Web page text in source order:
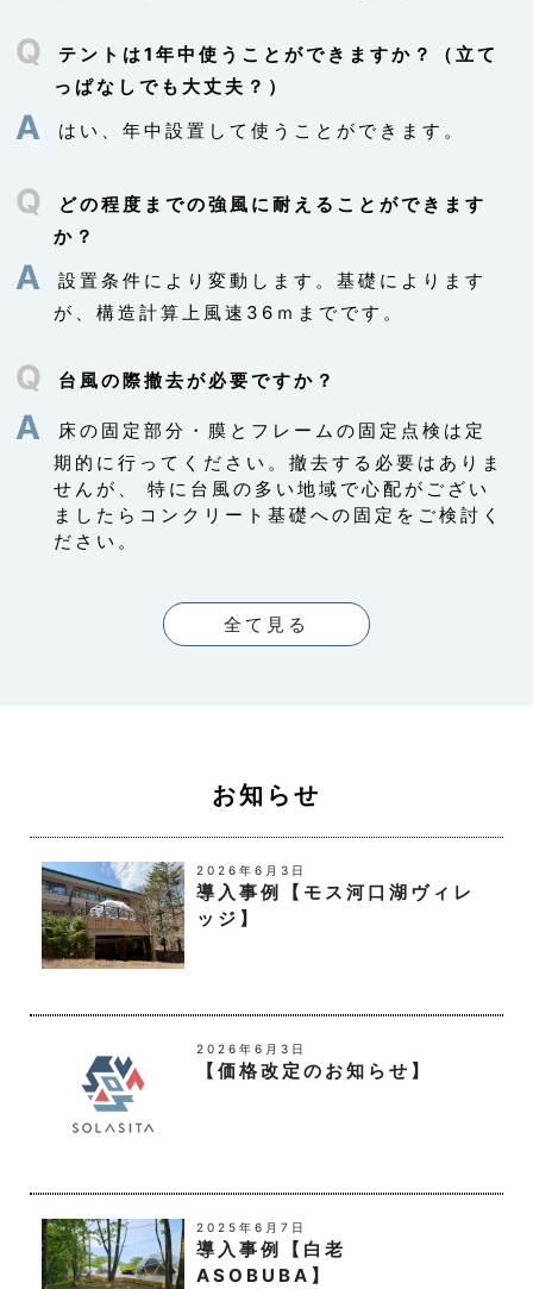
第6条（個人情報の開示）
当社は，本人から個人情報の開示を求められたと
きは，本人に対し，遅滞なくこれを開示します。
ともあり，開示しない決定をした場合には，その
旨を遅滞なく通知します。なお，個人情報の開示
受けます。
本人または第三者の生命，身体，財産その他の権
それがある場合
その他法令に違反することとなる場合
前項の定めにかかわらず，履歴情報および特性情
報などの個人情報以外の情報については，原則と
して開示いたしません。
第7条（個人情報の訂正および削
ユーザーは，当社の保有する自己の個人情報が誤
求に応じる必要があると判断した場合には，遅滞
なく，当該個人情報の訂正等を行うものとしま
す。
当社は，前項の規定に基づき訂正等を行った場
合，または訂正等を行わない旨の決定をしたとき
は遅滞なく，これをユーザーに通知します。
第8条（個人情報の利用停止等）
当社は，本人から，個人情報が，利用目的の範囲
を超えて取り扱われているという理由，または不
正の手段により取得されたものであるという理由
により，その利用の停止または消去（以下，「利
用停止等」といいます。）を求められた場合に
があると判断した場合には，遅滞なく，当該個人
情報の利用停止等を行います。
当社は，前項の規定に基づき利用停止等を行った
場合，または利用停止等を行わない旨の決定をし
Q
テントは1年中使うことができますか？（立て
っぱなしでも大丈夫？）
A はい、年中設置して使うことができます。
Q
どの程度までの強風に耐えることができます
か？
A
設置条件により変動します。基礎によります
が、構造計算上風速36ｍまでです。
Q 台風の際撤去が必要ですか？
A
床の固定部分・膜とフレームの固定点検は定
期的に行ってください。撤去する必要はありま
せんが、 特に台風の多い地域で心配がござい
ましたらコンクリート基礎への固定をご検討く
ださい。
全て見る
お知らせ
2026年6月3日
導入事例【モス河口湖ヴィレ
ッジ】
2026年6月3日
【価格改定のお知らせ】
2025年6月7日
導入事例【白老
ASOBUBA】